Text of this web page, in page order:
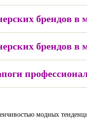
брендов в
брендов в
модных